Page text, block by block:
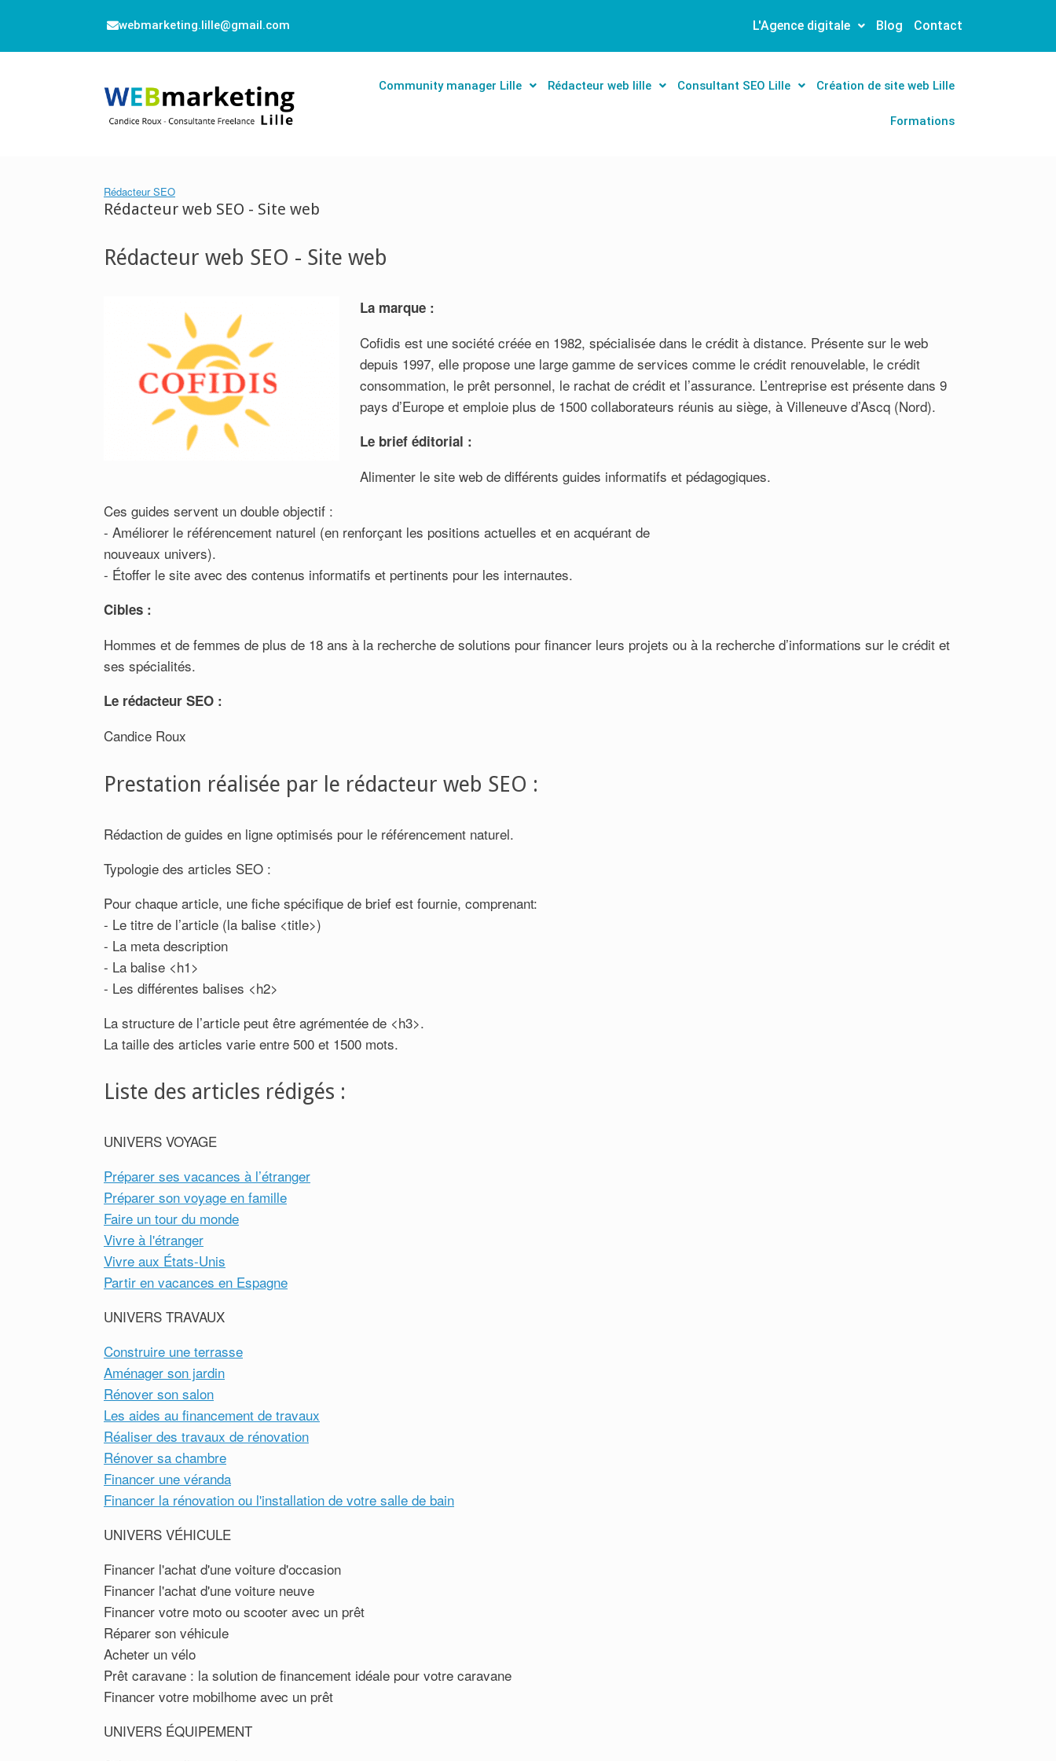
webmarketing.lille@gmail.com L'Agence digitale Blog Contact
Community manager Lille Rédacteur web lille Consultant SEO Lille Création de site web Lille
Formations
Rédacteur SEO
Rédacteur web SEO - Site web
Rédacteur web SEO - Site web
La marque :
Cofidis est une société créée en 1982, spécialisée dans le crédit à distance. Présente sur le web
depuis 1997, elle propose une large gamme de services comme le crédit renouvelable, le crédit
consommation, le prêt personnel, le rachat de crédit et l’assurance. L’entreprise est présente dans 9
pays d’Europe et emploie plus de 1500 collaborateurs réunis au siège, à Villeneuve d’Ascq (Nord).
Le brief éditorial :
Alimenter le site web de différents guides informatifs et pédagogiques.
Ces guides servent un double objectif :
- Améliorer le référencement naturel (en renforçant les positions actuelles et en acquérant de
nouveaux univers).
- Étoffer le site avec des contenus informatifs et pertinents pour les internautes.
Cibles :
Hommes et de femmes de plus de 18 ans à la recherche de solutions pour financer leurs projets ou à la recherche d’informations sur le crédit et
ses spécialités.
Le rédacteur SEO :
Candice Roux
Prestation réalisée par le rédacteur web SEO :
Rédaction de guides en ligne optimisés pour le référencement naturel.
Typologie des articles SEO :
Pour chaque article, une fiche spécifique de brief est fournie, comprenant:
- Le titre de l’article (la balise <title>)
- La meta description
- La balise <h1>
- Les différentes balises <h2>
La structure de l’article peut être agrémentée de <h3>.
La taille des articles varie entre 500 et 1500 mots.
Liste des articles rédigés :
UNIVERS VOYAGE
Préparer ses vacances à l’étranger
Préparer son voyage en famille
Faire un tour du monde
Vivre à l'étranger
Vivre aux États-Unis
Partir en vacances en Espagne
UNIVERS TRAVAUX
Construire une terrasse
Aménager son jardin
Rénover son salon
Les aides au financement de travaux
Réaliser des travaux de rénovation
Rénover sa chambre
Financer une véranda
Financer la rénovation ou l'installation de votre salle de bain
UNIVERS VÉHICULE
Financer l'achat d'une voiture d'occasion
Financer l'achat d'une voiture neuve
Financer votre moto ou scooter avec un prêt
Réparer son véhicule
Acheter un vélo
Prêt caravane : la solution de financement idéale pour votre caravane
Financer votre mobilhome avec un prêt
UNIVERS ÉQUIPEMENT